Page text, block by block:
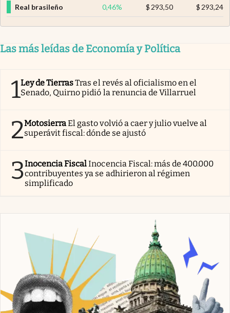
Real brasileño 0,46% $ 293,50 $ 293,24
Las más leídas de Economía y Política
1Ley de TierrasTras el revés al oficialismo en el
Senado, Quirno pidió la renuncia de Villarruel
2MotosierraEl gasto volvió a caer y julio vuelve al
superávit fiscal: dónde se ajustó
3Inocencia FiscalInocencia Fiscal: más de 400.000
contribuyentes ya se adhirieron al régimen
simplificado